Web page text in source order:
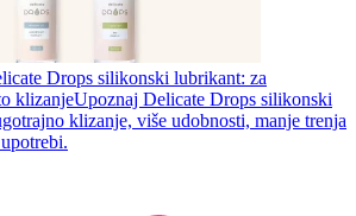
Drops silikonski lubrikant: za
klizanjeUpoznaj Delicate Drops silikonski
klizanje, više udobnosti, manje trenja